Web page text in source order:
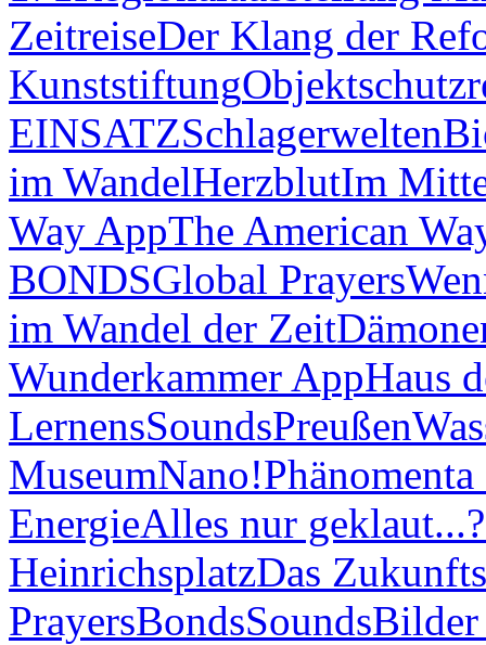
ZeitreiseDer Klang der
Kunststiftung
EINSATZSchlagerwelten
im WandelHerzblutIm
Way AppThe American
BONDSGlobal Prayers
im Wandel der Zeit
Wunderkammer AppHaus
LernensSoundsPreußen
MuseumNano!
EnergieAlles nur geklaut...?
HeinrichsplatzDas
PrayersBondsSoundsBilder